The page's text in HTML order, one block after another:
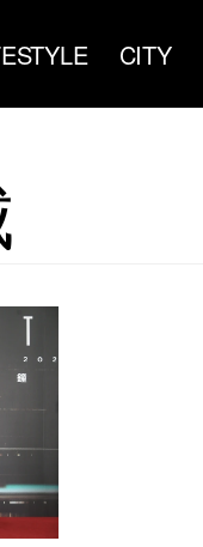
CITY